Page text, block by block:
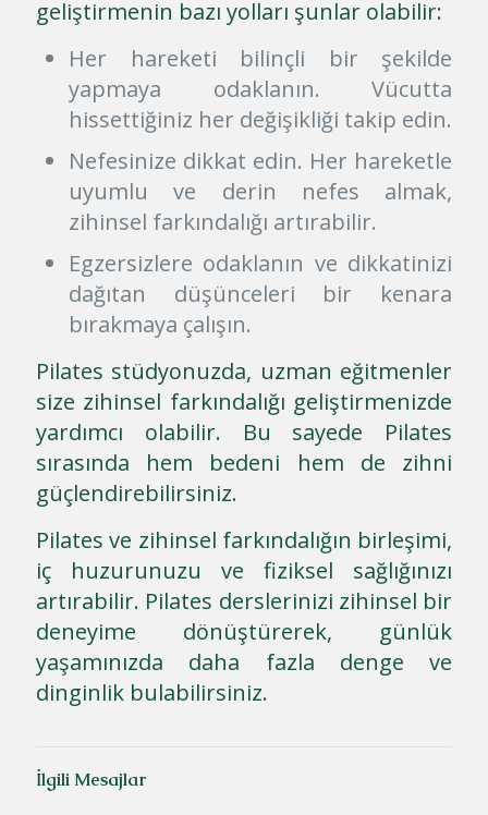
geliştirmenin bazı yolları şunlar olabilir:
Her hareketi bilinçli bir şekilde
yapmaya odaklanın. Vücutta
hissettiğiniz her değişikliği takip edin.
Nefesinize dikkat edin. Her hareketle
uyumlu ve derin nefes almak,
zihinsel farkındalığı artırabilir.
Egzersizlere odaklanın ve dikkatinizi
dağıtan düşünceleri bir kenara
bırakmaya çalışın.
Pilates stüdyonuzda, uzman eğitmenler
size zihinsel farkındalığı geliştirmenizde
yardımcı olabilir. Bu sayede Pilates
sırasında hem bedeni hem de zihni
güçlendirebilirsiniz.
Pilates ve zihinsel farkındalığın birleşimi,
iç huzurunuzu ve fiziksel sağlığınızı
artırabilir. Pilates derslerinizi zihinsel bir
deneyime dönüştürerek, günlük
yaşamınızda daha fazla denge ve
dinginlik bulabilirsiniz.
İlgili Mesajlar